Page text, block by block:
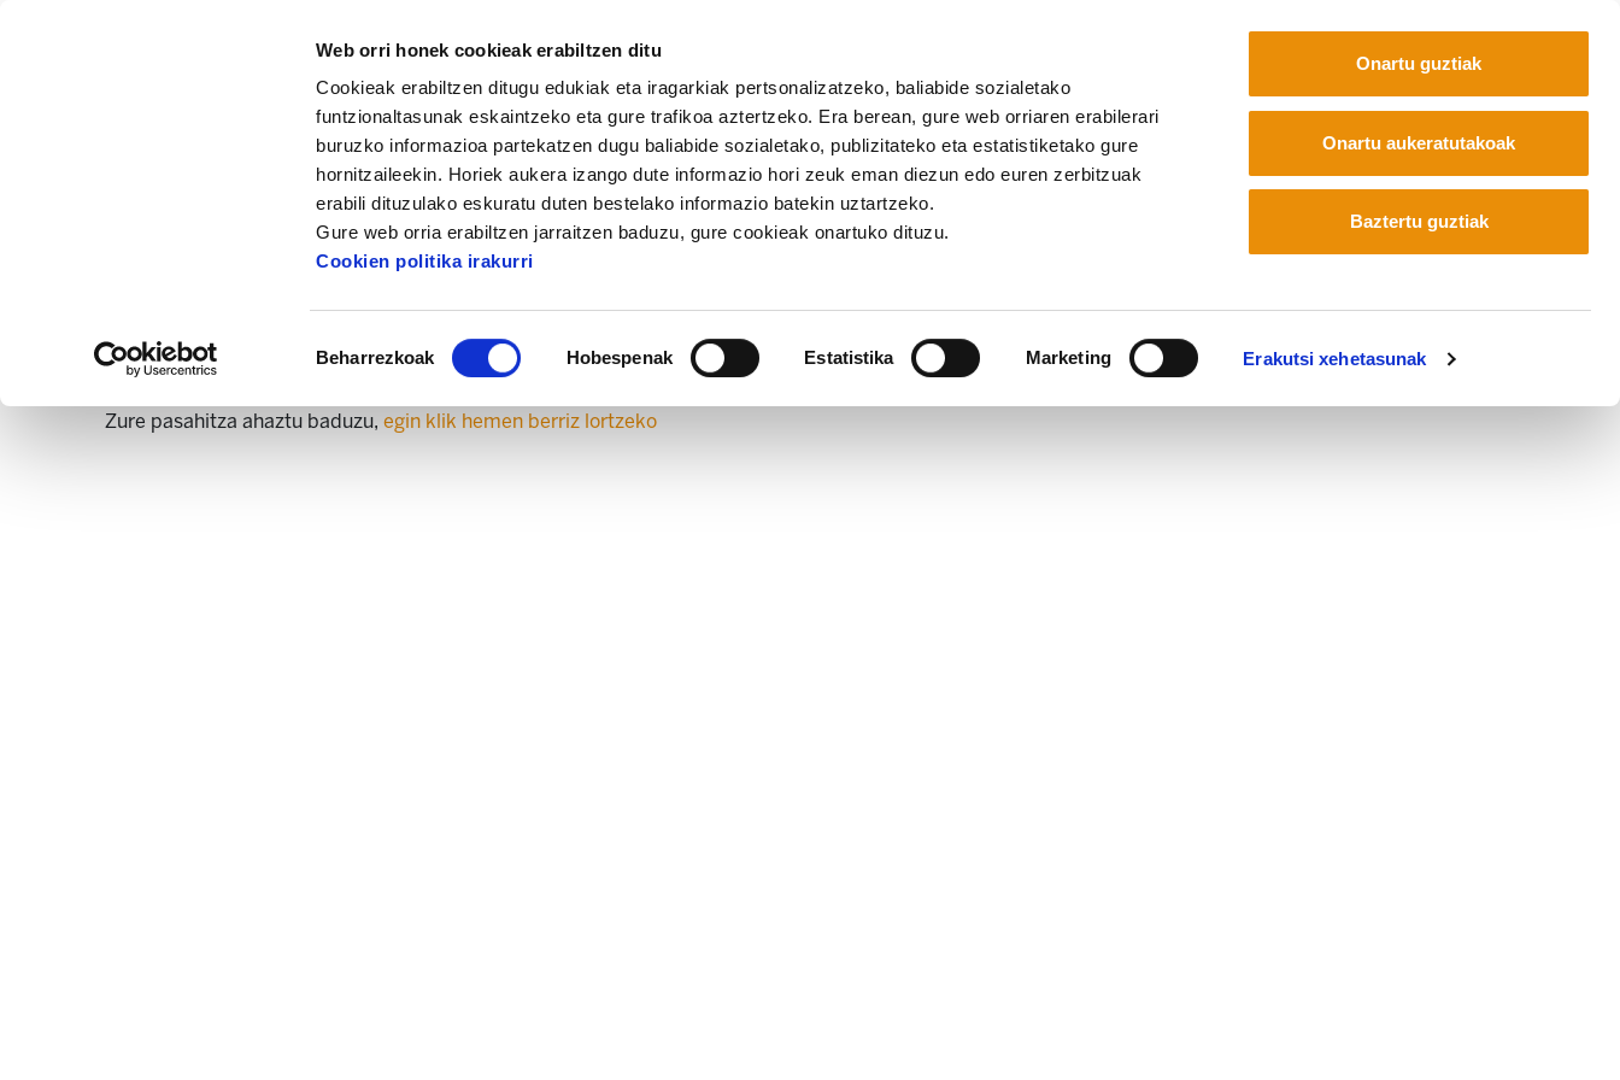
Web orri honek cookieak erabiltzen ditu
Cookieak erabiltzen ditugu edukiak eta iragarkiak pertsonalizatzeko, baliabide sozialetako
funtzionaltasunak eskaintzeko eta gure trafikoa aztertzeko. Era berean, gure web orriaren erabilerari
buruzko informazioa partekatzen dugu baliabide sozialetako, publizitateko eta estatistiketako gure
hornitzaileekin. Horiek aukera izango dute informazio hori zeuk eman diezun edo euren zerbitzuak
erabili dituzulako eskuratu duten bestelako informazio batekin uztartzeko.
Gure web orria erabiltzen jarraitzen baduzu, gure cookieak onartuko dituzu.
Cookien politika irakurri
hautatzea
Beharrezkoak Hobespenak Estatistika Marketing Erakutsi xehetasunak
Onartu guztiak
Onartu aukeratutakoak
Baztertu guztiak
Zure pasahitza ahaztu baduzu, egin klik hemen berriz lortzeko